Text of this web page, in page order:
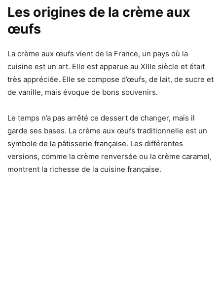
Les origines de la crème aux
œufs
La crème aux œufs vient de la France, un pays où la
cuisine est un art. Elle est apparue au XIIIe siècle et était
très appréciée. Elle se compose d’œufs, de lait, de sucre et
de vanille, mais évoque de bons souvenirs.
Le temps n’a pas arrêté ce dessert de changer, mais il
garde ses bases. La crème aux œufs traditionnelle est un
symbole de la pâtisserie française. Les différentes
versions, comme la crème renversée ou la crème caramel,
montrent la richesse de la cuisine française.